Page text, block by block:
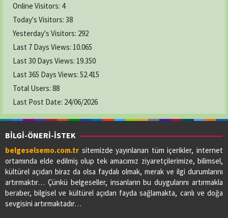
Online Visitors: 4
Today's Visitors: 38
Yesterday's Visitors: 292
Last 7 Days Views: 10.065
Last 30 Days Views: 19.350
Last 365 Days Views: 52.415
Total Users: 88
Last Post Date: 24/06/2026
BİLGİ-ÖNERİ-İSTEK
belgeselsemo.com.tr sitemizde yayınlanan tüm içerikler, internet
ortamında elde edilmiş olup tek amacımız ziyaretçilerimize, bilimsel,
kültürel açıdan biraz da olsa faydalı olmak, merak ve ilgi durumlarını
artırmaktır… Çünkü belgeseller, insanların bu duygularını artırmakla
beraber, bilgisel ve kültürel açıdan fayda sağlamakta, canlı ve doğa
sevgisini artırmaktadır…